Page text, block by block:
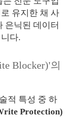
유지한 채 사
은닉된 데이터
다.
Blocker)'의
적 특성 중 하
Protection)